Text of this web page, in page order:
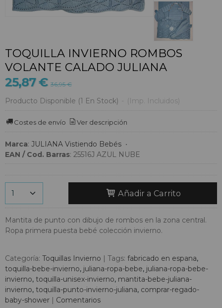
TOQUILLA INVIERNO ROMBOS
VOLANTE CALADO JULIANA
25,87 € 36,95 €
Producto Disponible (1 En Stock) - (Imp. Incluidos)
Costes de envío Ver descripción
Marca: JULIANA Vistiendo Bebés •
EAN / Cod. Barras: 25516J AZUL NUBE
Añadir a Carrito
Mantita de punto con dibujo de rombos en la zona central.
Ropa primera puesta bebé colección invierno.
Categoría: Toquillas Invierno | Tags: fabricado en espana
toquilla-bebe-invierno juliana-ropa-bebe juliana-ropa-bebe-
invierno toquilla-unisex-invierno mantita-bebe-juliana-
invierno toquilla-punto-invierno-juliana comprar-regado-
baby-shower | Comentarios